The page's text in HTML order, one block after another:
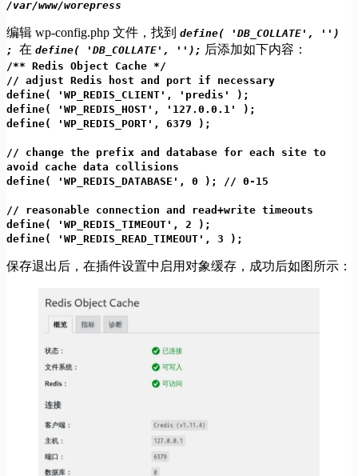
/var/www/worepress
编辑 wp-config.php 文件，找到 define( 'DB_COLLATE', '')
; 在 define( 'DB_COLLATE', ''); 后添加如下内容：
/** Redis Object Cache */
// adjust Redis host and port if necessary
define( 'WP_REDIS_CLIENT', 'predis' );
define( 'WP_REDIS_HOST', '127.0.0.1' );
define( 'WP_REDIS_PORT', 6379 );
// change the prefix and database for each site to
avoid cache data collisions
define( 'WP_REDIS_DATABASE', 0 ); // 0-15
// reasonable connection and read+write timeouts
define( 'WP_REDIS_TIMEOUT', 2 );
define( 'WP_REDIS_READ_TIMEOUT', 3 );
保存退出后，在插件设置中启用对象缓存，成功后如图所示：